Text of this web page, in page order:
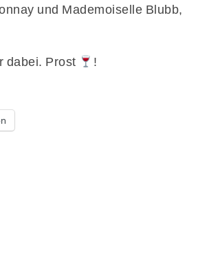
und Mademoiselle Blubb,
dabei. Prost
!